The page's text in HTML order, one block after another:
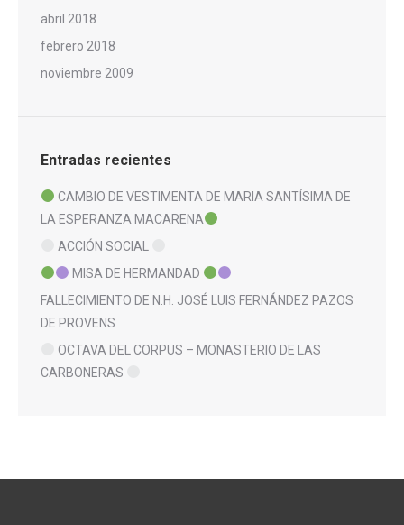
abril 2018
febrero 2018
noviembre 2009
Entradas recientes
CAMBIO DE VESTIMENTA DE MARIA SANTÍSIMA DE
LA ESPERANZA MACARENA
ACCIÓN SOCIAL
MISA DE HERMANDAD
FALLECIMIENTO DE N.H. JOSÉ LUIS FERNÁNDEZ PAZOS
DE PROVENS
OCTAVA DEL CORPUS – MONASTERIO DE LAS
CARBONERAS